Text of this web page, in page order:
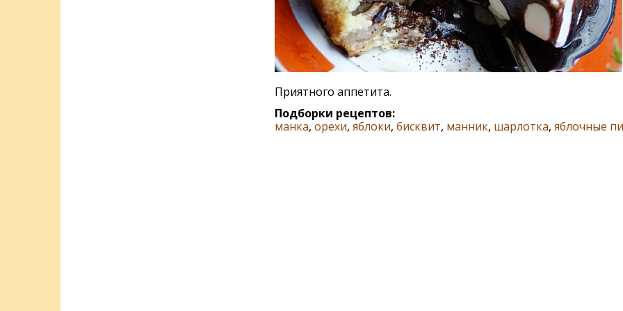
Приятного аппетита.
Подборки рецептов:
манка, орехи, яблоки, бисквит, манник, шарлотка, яблочные